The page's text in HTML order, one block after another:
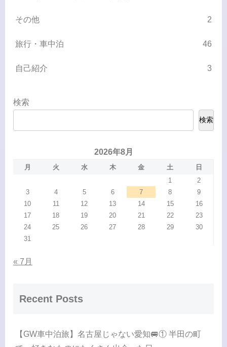
その他 2
旅行・車中泊 46
自己紹介 3
検索
検索
2026年8月
月 火 水 木 金 土
日
1
2
3
4 5 6 7 8
9
10
11 12 13 14 15
16
17
18 19 20 21 22
23
24
25 26 27 28 29
30
31
« 7月
Recent Posts
【GW車中泊旅】名古屋じゃない愛知🚐① 半田の町